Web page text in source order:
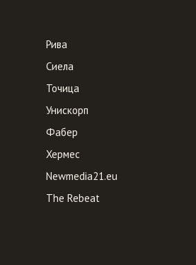
Рива
Сиела
Точица
Унискорп
Фабер
Хермес
Newmedia21.eu
The Rebeat